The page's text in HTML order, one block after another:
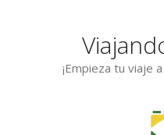
¡Empieza tu viaje